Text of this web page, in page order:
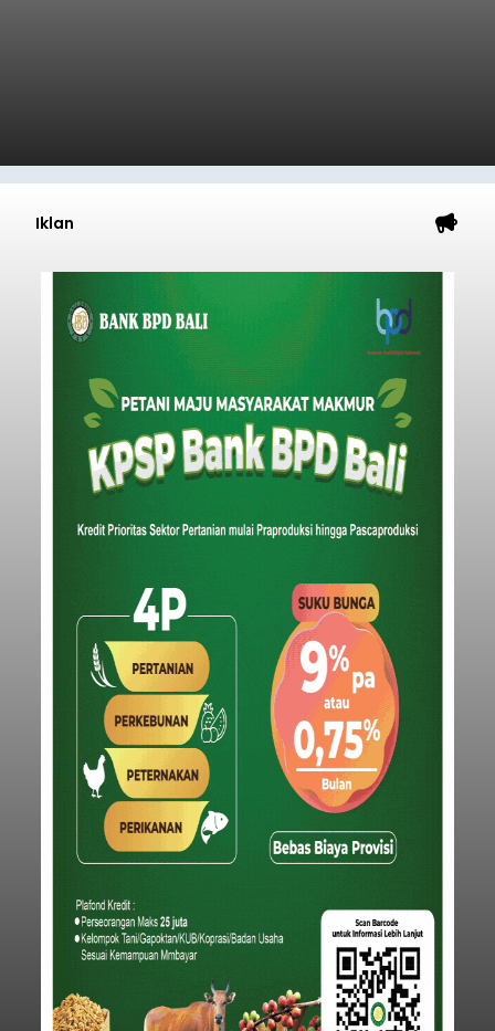
Dana Pusat Dipangkas, DPRD
Minta Pemkab Tabanan
Genjot PAD
balitribune.co.id I Tabanan -Badan Anggaran
(Banggar) DPRD Tabanan mendesak pemerintah
daerah setempat untuk melakukan optimalisasi
anggaran 2027.
perlu karena APBD Tabanan pada 2027 diproyeksi
mengalami penurunan pendapatan, terutama
akibat pemangkasan dana Transfer Ke Luar
Daerah (TKD) dari pemerintah pusat.
Tabanan
Submitted bycontributoronThu, 08/06/2026 - 20:33
Baca Selengkapnya
Hentikan Aktivitas
Pengerukan Lahan di
Temukus